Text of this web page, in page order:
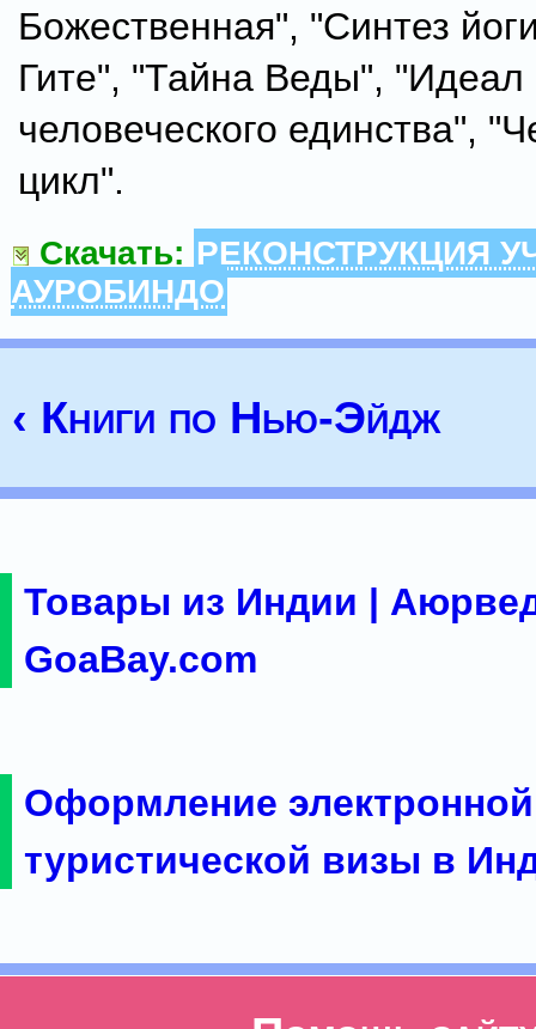
Божественная", "Синтез
Гите", "Тайна Веды", "Идеал
человеческого единства",
цикл".
Скачать: РЕКОНСТРУКЦИЯ
АУРОБИНДО
‹ Книги по Нью-Эйдж
Товары из Индии |
GoaBay.com
Оформление электронной
туристической визы в